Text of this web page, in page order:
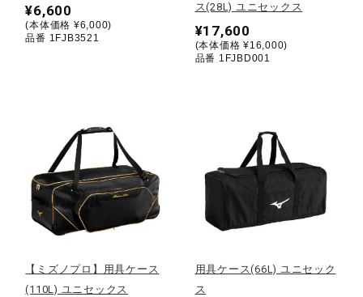
セール
サポート
直営店一覧
¥6,600
(本体価格 ¥6,000)
品番 1FJB3521
ス(28L) ユニセックス
¥17,600
(本体価格 ¥16,000)
品番 1FJBD001
【ミズノプロ】用具ケース
(110L) ユニセックス
用具ケース(66L) ユニセック
ス